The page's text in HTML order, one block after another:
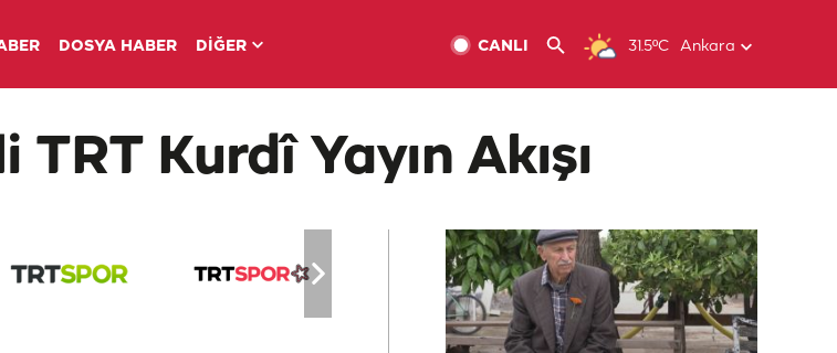
DOSYA HABER DİĞER 31.5ºC Ankara
CANLI
Kurdî Yayın Akışı